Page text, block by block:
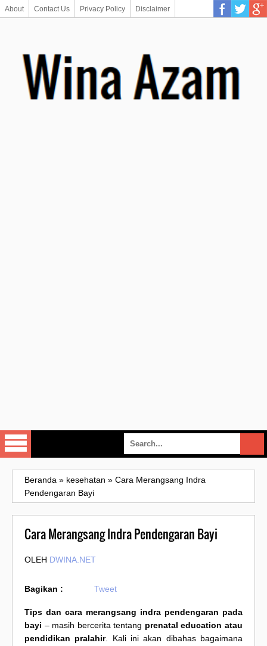
About Contact Us Privacy Policy Disclaimer
Beranda » kesehatan » Cara Merangsang Indra
Pendengaran Bayi
Cara Merangsang Indra Pendengaran Bayi
OLEH DWINA.NET
Bagikan : Tweet
Tips dan cara merangsang indra pendengaran pada
bayi – masih bercerita tentang prenatal education atau
pendidikan pralahir. Kali ini akan dibahas bagaimana